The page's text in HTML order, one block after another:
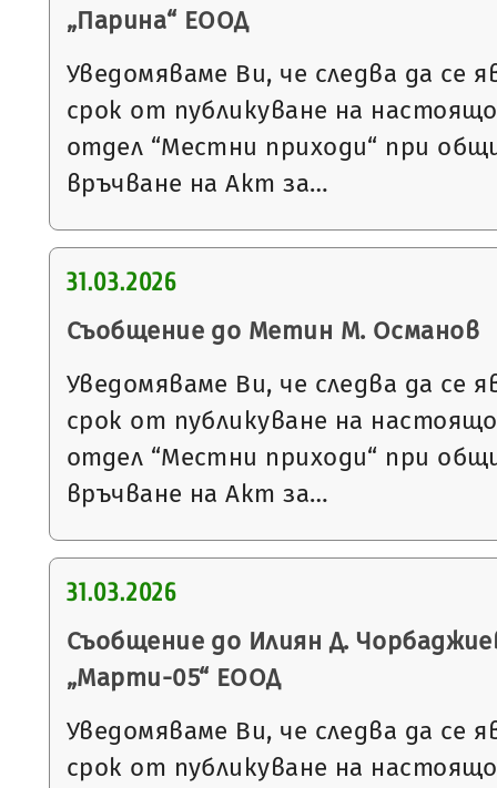
„Парина“ ЕООД
Уведомяваме Ви, че следва да се
срок от публикуване на
отдел “Местни приходи“ при
връчване на Акт за…
31.03.2026
Съобщение до Метин М. Османов
Уведомяваме Ви, че следва да се
срок от публикуване на
отдел “Местни приходи“ при
връчване на Акт за…
31.03.2026
Съобщение до Илиян Д.
„Марти-05“ ЕООД
Уведомяваме Ви, че следва да се
срок от публикуване на